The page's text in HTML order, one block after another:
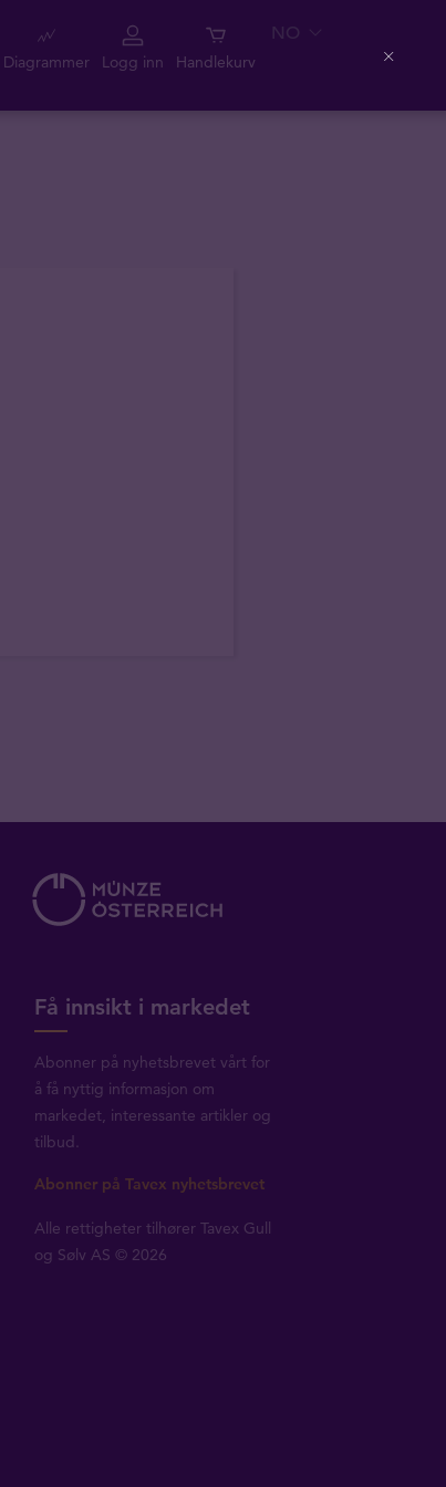
Diagrammer Logg inn Handlekurv
NO
Få innsikt i markedet
Abonner på nyhetsbrevet vårt for
å få nyttig informasjon om
markedet, interessante artikler og
tilbud.
Abonner på Tavex nyhetsbrevet
Alle rettigheter tilhører Tavex Gull
og Sølv AS © 2026
Close